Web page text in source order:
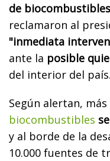
de
reclamaron al
"inmediata
ante la posible
del interior del país.
Según alertan, más
biocombustibles
y al borde de la
10.000 fuentes de